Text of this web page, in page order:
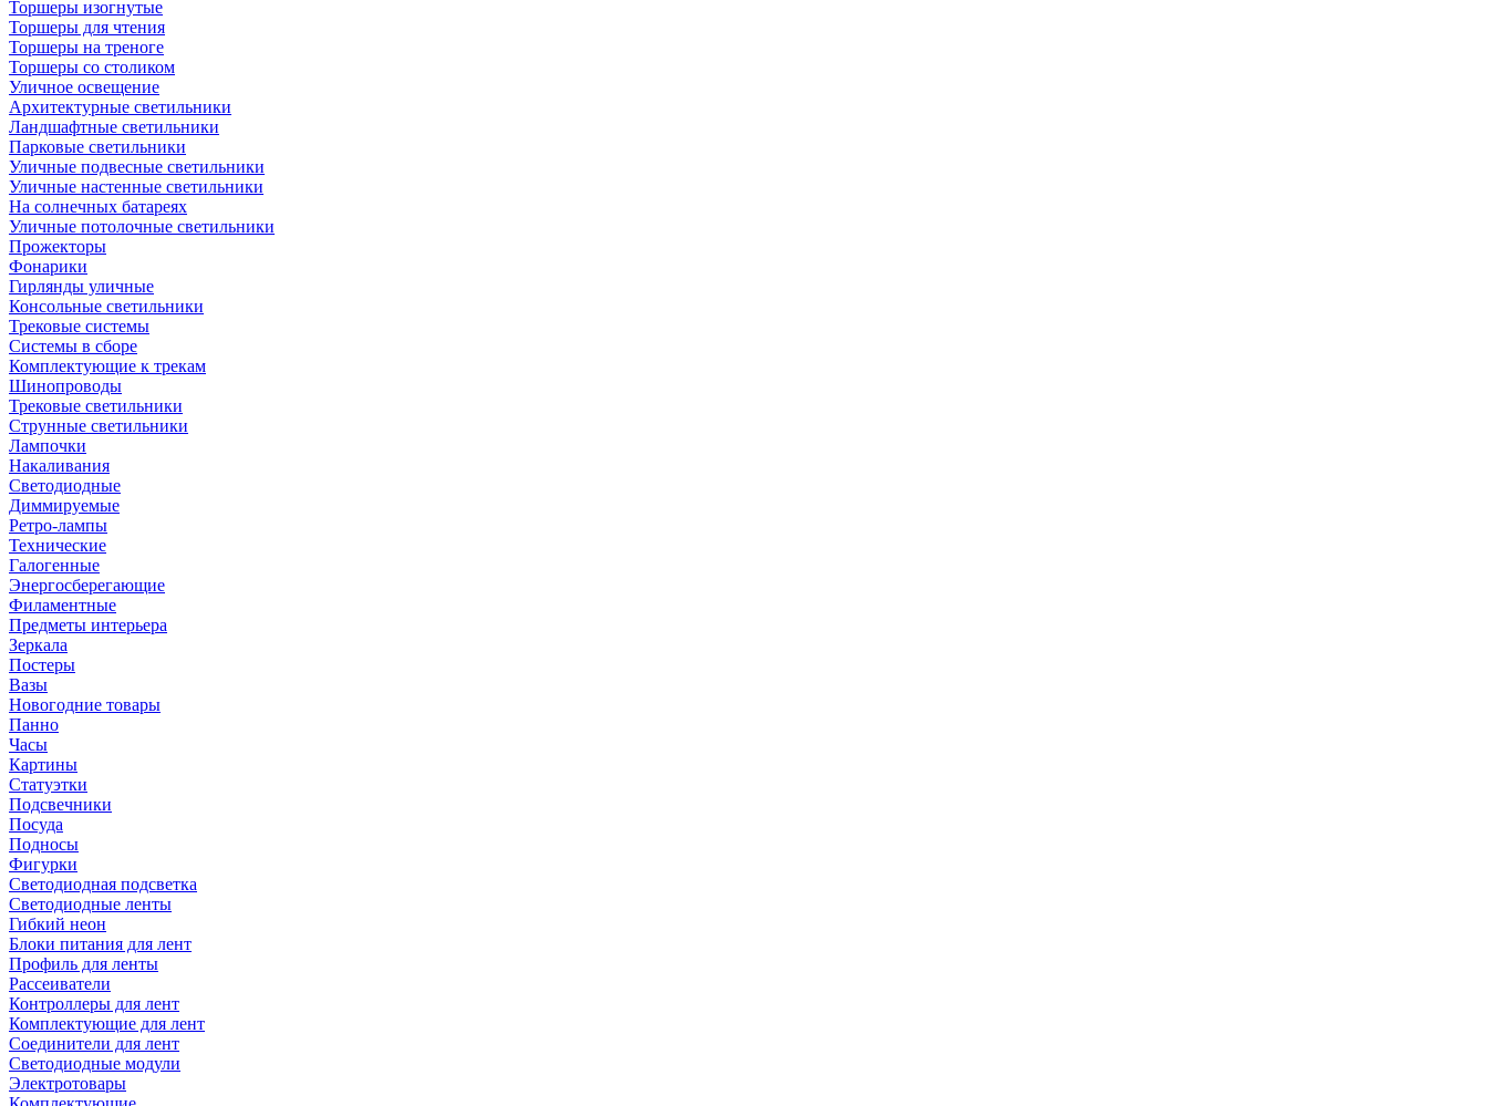
Торшеры изогнутые
Торшеры для чтения
Торшеры на треноге
Торшеры со столиком
Уличное освещение
Архитектурные светильники
Ландшафтные светильники
Парковые светильники
Уличные подвесные светильники
Уличные настенные светильники
На солнечных батареях
Уличные потолочные светильники
Прожекторы
Фонарики
Гирлянды уличные
Консольные светильники
Трековые системы
Системы в сборе
Комплектующие к трекам
Шинопроводы
Трековые светильники
Струнные светильники
Лампочки
Накаливания
Светодиодные
Диммируемые
Ретро-лампы
Технические
Галогенные
Энергосберегающие
Филаментные
Предметы интерьера
Зеркала
Постеры
Вазы
Новогодние товары
Панно
Часы
Картины
Статуэтки
Подсвечники
Посуда
Подносы
Фигурки
Светодиодная подсветка
Светодиодные ленты
Гибкий неон
Блоки питания для лент
Профиль для ленты
Рассеиватели
Контроллеры для лент
Комплектующие для лент
Соединители для лент
Светодиодные модули
Электротовары